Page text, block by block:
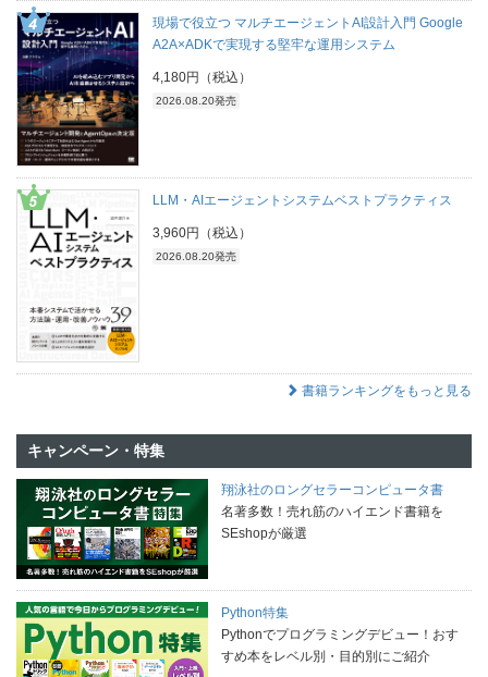
現場で役立つ マルチエージェントAI設計入門 Google
A2A×ADKで実現する堅牢な運用システム
4,180円（税込）
2026.08.20発売
LLM・AIエージェントシステムベストプラクティス
3,960円（税込）
2026.08.20発売
書籍ランキングをもっと見る
キャンペーン・特集
翔泳社のロングセラーコンピュータ書
名著多数！売れ筋のハイエンド書籍を
SEshopが厳選
Python特集
Pythonでプログラミングデビュー！おす
すめ本をレベル別・目的別にご紹介